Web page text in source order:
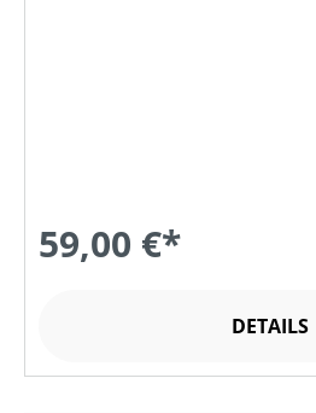
59,00 €*
DETAILS